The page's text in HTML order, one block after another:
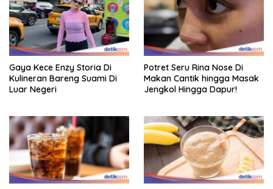
Gaya Kece Enzy Storia Di
Kulineran Bareng Suami Di
Luar Negeri
Potret Seru Rina Nose Di
Makan Cantik hingga Masak
Jengkol Hingga Dapur!